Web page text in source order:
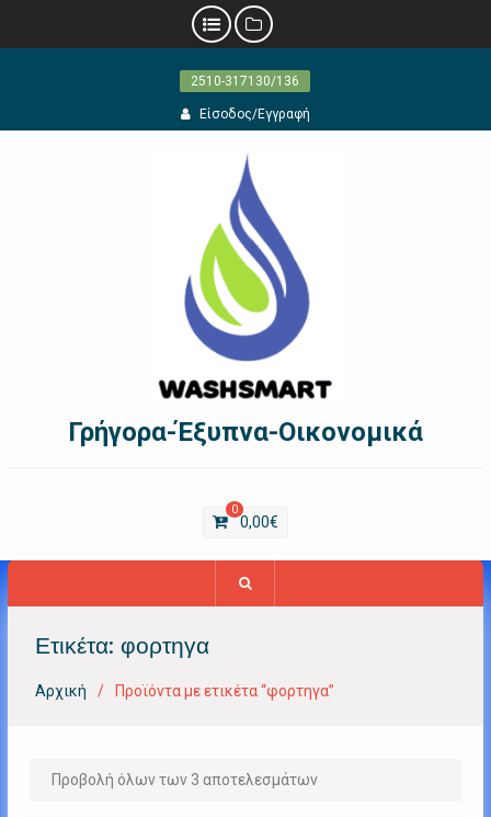
2510-317130/136
Είσοδος/Εγγραφή
Γρήγορα-Έξυπνα-Οικονομικά
0
0,00€
Ετικέτα: φορτηγα
Αρχική Προϊόντα με ετικέτα “φορτηγα”
Προβολή όλων των 3 αποτελεσμάτων